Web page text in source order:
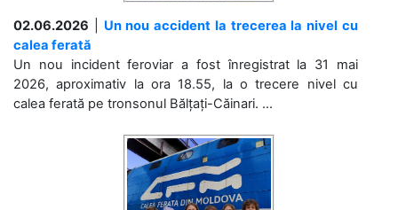
02.06.2026
Un nou accident la trecerea la nivel cu
calea ferată
Un nou incident feroviar a fost înregistrat la 31 mai
2026, aproximativ la ora 18.55, la o trecere nivel cu
calea ferată pe tronsonul Bălțați-Căinari. ...